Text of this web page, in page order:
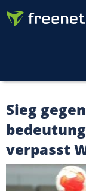
Sieg
verpasst